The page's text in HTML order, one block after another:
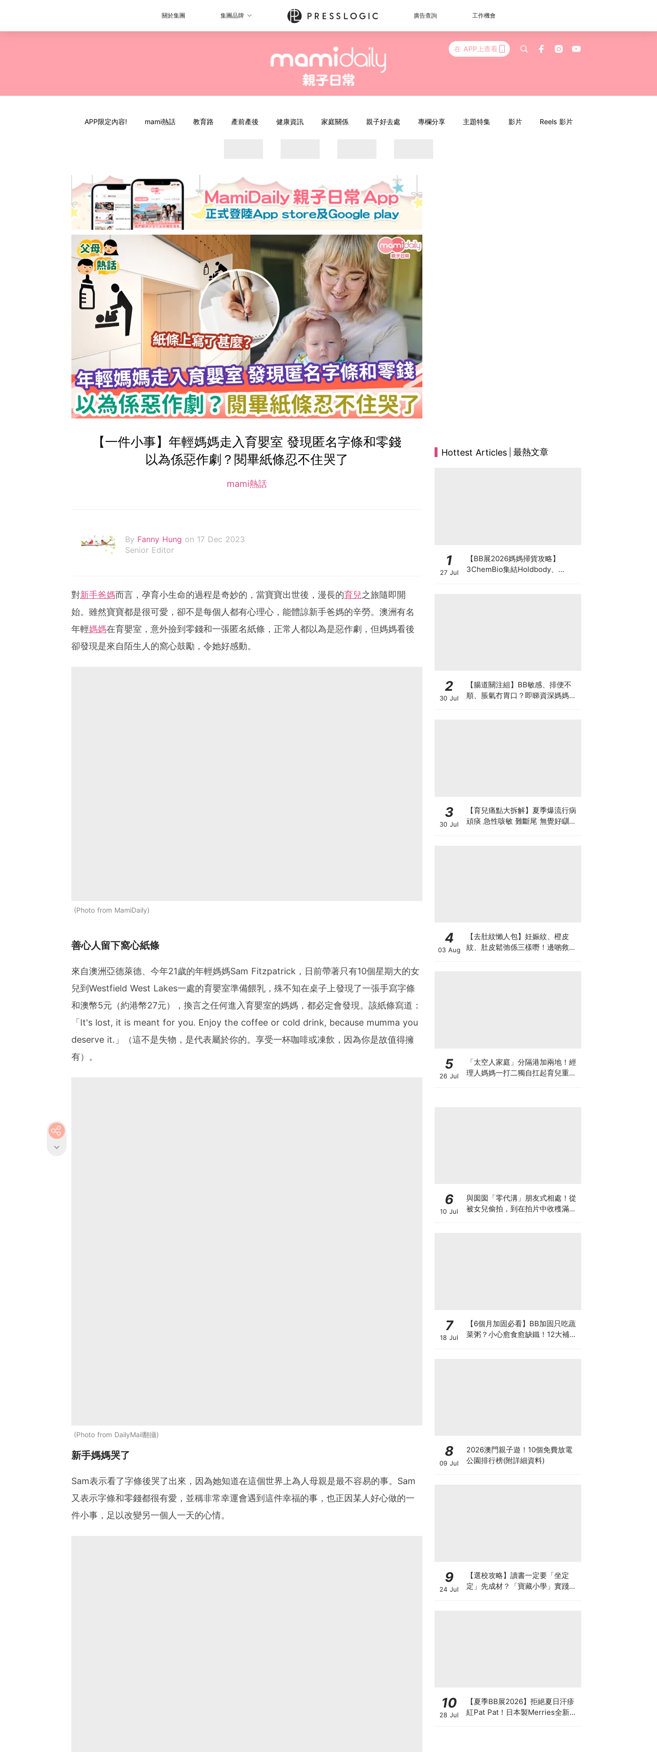
關於集團 集團品牌 廣告查詢 工作機會
在 APP上查看
APP限定內容! mami熱話 教育路 產前產後 健康資訊 家庭關係 親子好去處 專欄分享 主題特集 影片 Reels 影片
【一件小事】年輕媽媽走入育嬰室 發現匿名字條和零錢
以為係惡作劇？閱畢紙條忍不住哭了
mami熱話
By Fanny Hung on 17 Dec 2023
Senior Editor
對新手爸媽而言，孕育小生命的過程是奇妙的，當寶寶出世後，漫長的育兒之旅隨即開
始。雖然寶寶都是很可愛，卻不是每個人都有心理心，能體諒新手爸媽的辛勞。澳洲有名
年輕媽媽在育嬰室，意外撿到零錢和一張匿名紙條，正常人都以為是惡作劇，但媽媽看後
卻發現是來自陌生人的窩心鼓勵，令她好感動。
Photo from MamiDaily
善心人留下窩心紙條
來自澳洲亞德萊德、今年21歲的年輕媽媽Sam Fitzpatrick，日前帶著只有10個星期大的女
兒到Westfield West Lakes一處的育嬰室準備餵乳，殊不知在桌子上發現了一張手寫字條
和澳幣5元（約港幣27元），換言之任何進入育嬰室的媽媽，都必定會發現。該紙條寫道：
「It's lost, it is meant for you. Enjoy the coffee or cold drink, because mumma you
deserve it.」（這不是失物，是代表屬於你的。享受一杯咖啡或凍飲，因為你是故值得擁
有）。
Photo from DailyMail翻攝
新手媽媽哭了
Sam表示看了字條後哭了出來，因為她知道在這個世界上為人母親是最不容易的事。Sam
又表示字條和零錢都很有愛，並稱非常幸運會遇到這件幸福的事，也正因某人好心做的一
件小事，足以改變另一個人一天的心情。
Hottest Articles 最熱文章
1
27 Jul
【BB展2026媽媽掃貨攻略】
3ChemBio集結Holdbody、
2
30 Jul
【腸道關注組】BB敏感、排便不
順、脹氣冇胃口？即睇資深媽媽分
3
30 Jul
【育兒痛點大拆解】夏季爆流行病
頑痰 急性咳敏 難斷尾 無覺好瞓？
4
03 Aug
【去肚紋懶人包】妊娠紋、橙皮
紋、肚皮鬆弛係三樣嘢！邊啲救得
5
26 Jul
「太空人家庭」分隔港加兩地！經
理人媽媽一打二獨自扛起育兒重
6
10 Jul
與囡囡「零代溝」朋友式相處！從
被女兒偷拍，到在拍片中收穫滿足
7
18 Jul
【6個月加固必看】BB加固只吃蔬
菜粥？小心愈食愈缺鐵！12大補鐵
8
09 Jul
2026澳門親子遊！10個免費放電
公園排行榜(附詳細資料)
9
24 Jul
【選校攻略】讀書一定要「坐定
定」先成材？「寶藏小學」實踐動
10
28 Jul
【夏季BB展2026】拒絕夏日汗疹
紅Pat Pat！日本製Merries全新超